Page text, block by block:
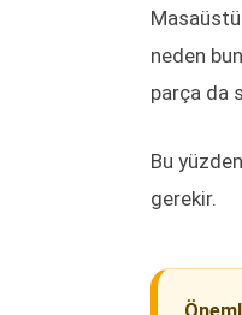
neden
parça da
Bu
gerekir.